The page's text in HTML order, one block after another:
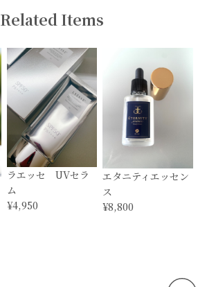
Related Items
ラエッセ UVセラ
ム
¥4,950
エタニティエッセン
ス
¥8,800